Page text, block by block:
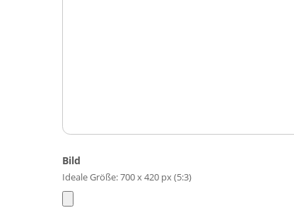
Bild
Ideale Größe: 700 x 420 px (5:3)